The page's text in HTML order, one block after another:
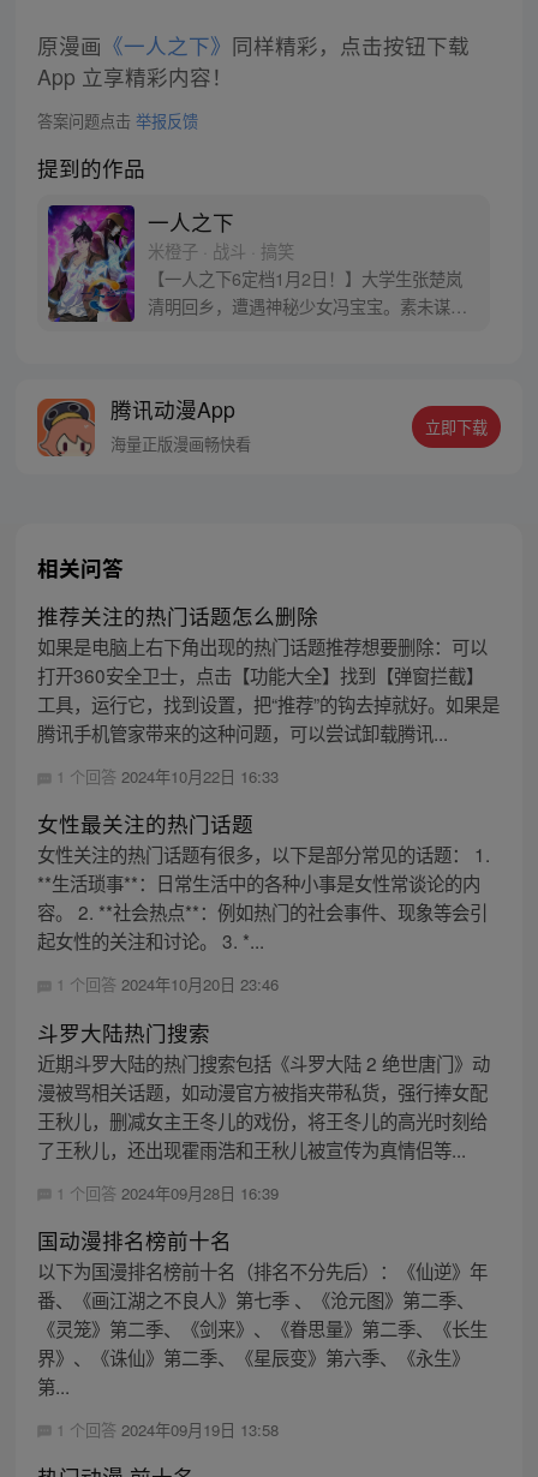
原漫画 《一人之下》 同样精彩，点击按钮下载
App 立享精彩内容！
答案问题点击 举报反馈
提到的作品
一人之下
米橙子 · 战斗 · 搞笑
【一人之下6定档1月2日！】大学生张楚岚
清明回乡，遭遇神秘少女冯宝宝。素未谋面
密，张楚岚的生活被彻底颠覆，与冯宝宝一
同踏上“异人”之旅。
腾讯动漫App
海量正版漫画畅快看
立即下载
相关问答
推荐关注的热门话题怎么删除
如果是电脑上右下角出现的热门话题推荐想要删除：可以
打开360安全卫士，点击【功能大全】找到【弹窗拦截】
工具，运行它，找到设置，把“推荐”的钩去掉就好。如果是
腾讯手机管家带来的这种问题，可以尝试卸载腾讯...
1 个回答 2024年10月22日 16:33
女性最关注的热门话题
女性关注的热门话题有很多，以下是部分常见的话题： 1.
**生活琐事**：日常生活中的各种小事是女性常谈论的内
容。 2. **社会热点**：例如热门的社会事件、现象等会引
起女性的关注和讨论。 3. *...
1 个回答 2024年10月20日 23:46
斗罗大陆热门搜索
近期斗罗大陆的热门搜索包括《斗罗大陆 2 绝世唐门》动
漫被骂相关话题，如动漫官方被指夹带私货，强行捧女配
王秋儿，删减女主王冬儿的戏份，将王冬儿的高光时刻给
了王秋儿，还出现霍雨浩和王秋儿被宣传为真情侣等...
1 个回答 2024年09月28日 16:39
国动漫排名榜前十名
以下为国漫排名榜前十名（排名不分先后）：《仙逆》年
番、《画江湖之不良人》第七季 、《沧元图》第二季、
《灵笼》第二季、《剑来》、《眷思量》第二季、《长生
界》、《诛仙》第二季、《星辰变》第六季、《永生》
第...
1 个回答 2024年09月19日 13:58